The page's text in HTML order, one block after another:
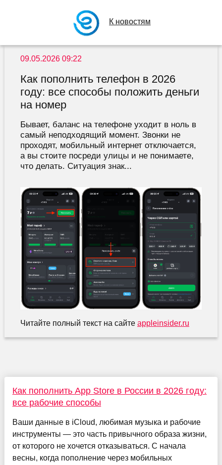
К новостям
09.05.2026 09:22
Как пополнить телефон в 2026
году: все способы положить деньги
на номер
Бывает, баланс на телефоне уходит в ноль в
самый неподходящий момент. Звонки не
проходят, мобильный интернет отключается,
а вы стоите посреди улицы и не понимаете,
что делать. Ситуация знак...
Читайте полный текст на сайте appleinsider.ru
Как пополнить App Store в России в 2026 году:
все рабочие способы
Ваши данные в iCloud, любимая музыка и рабочие
инструменты — это часть привычного образа жизни,
от которого не хочется отказываться. С начала
весны, когда пополнение через мобильных